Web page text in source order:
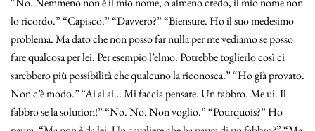
lo ricordo.” “Capisco.” “Davvero?” “Biensure. Ho il suo medesimo
problema. Ma dato che non posso far nulla per me vediamo se posso
fare qualcosa per lei. Per esempio l’elmo. Potrebbe toglierlo così ci
sarebbero più possibilità che qualcuno la riconosca.” “Ho già provato.
Non c’è modo.” “Ai ai ai… Mi faccia pensare. Un fabbro. Me ui. Il
fabbro se la solution!” “No. No. Non voglio.” “Pourquois?” Ho